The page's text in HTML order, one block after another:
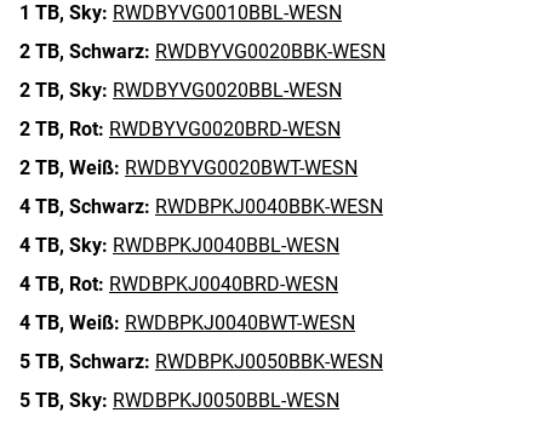
1 TB, Sky: RWDBYVG0010BBL-WESN
2 TB, Schwarz: RWDBYVG0020BBK-WESN
2 TB, Sky: RWDBYVG0020BBL-WESN
2 TB, Rot: RWDBYVG0020BRD-WESN
2 TB, Weiß: RWDBYVG0020BWT-WESN
4 TB, Schwarz: RWDBPKJ0040BBK-WESN
4 TB, Sky: RWDBPKJ0040BBL-WESN
4 TB, Rot: RWDBPKJ0040BRD-WESN
4 TB, Weiß: RWDBPKJ0040BWT-WESN
5 TB, Schwarz: RWDBPKJ0050BBK-WESN
5 TB, Sky: RWDBPKJ0050BBL-WESN